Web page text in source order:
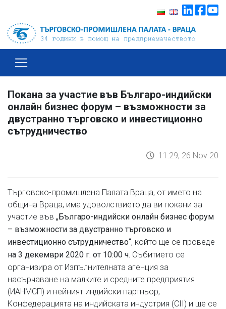
Покана за участие във Българо-индийски
онлайн бизнес форум – възможности за
двустранно търговско и инвестиционно
сътрудничество
11:29, 26 Nov 20
Търговско-промишлена Палата Враца, от името на
община Враца, има удоволствието да ви покани за
участие във „Българо-индийски онлайн бизнес форум
– възможности за двустранно търговско и
инвестиционно сътрудничество“, който ще се проведе
на 3 декември 2020 г. от 10:00 ч. Събитието се
организира от Изпълнителната агенция за
насърчаване на малките и средните предприятия
(ИАНМСП) и нейният индийски партньор,
Конфедерацията на индийската индустрия (CII) и ще се